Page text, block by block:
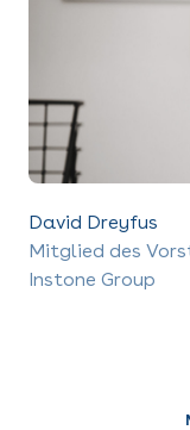
David Dreyfus
Mitglied des
Instone Group